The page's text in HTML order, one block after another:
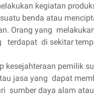
kegiatan
benda atau
Orang yang
terdapat di sekitar
kesejahteraan pemilik
jasa yang dapat
sumber daya alam